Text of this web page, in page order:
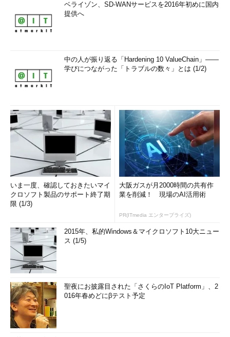
ベライゾン、SD-WANサービスを2016年初めに国内
提供へ
中の人が振り返る「Hardening 10 ValueChain」――
学びにつながった「トラブルの数々」とは (1/2)
いま一度、確認しておきたいマイ
クロソフト製品のサポート終了期
限 (1/3)
大阪ガスが月2000時間の共有作
業を削減！ 現場のAI活用術
PR(ITmedia エンタープライズ)
2015年、私的Windows＆マイクロソフト10大ニュー
ス (1/5)
聖夜にお披露目された「さくらのIoT Platform」、2
016年春めどにβテスト予定